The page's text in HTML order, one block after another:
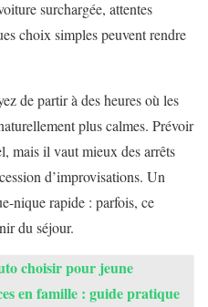
surchargée, attentes
choix simples peuvent rendre
de partir à des heures où les
plus calmes. Prévoir
mais il vaut mieux des arrêts
d’improvisations. Un
nique rapide : parfois, ce
du séjour.
choisir pour jeune
en famille : guide pratique